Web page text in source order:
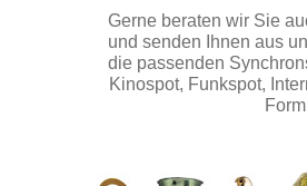
Gerne beraten wir Sie
und senden Ihnen aus
die passenden
Kinospot, Funkspot,